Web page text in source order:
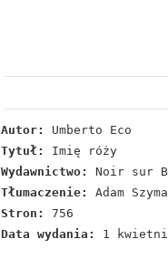
Autor: Umberto Eco
Tytuł:
Imię róży
Wydawnictwo:
Noir sur
Tłumaczenie:
Adam
Stron:
756
Data wydania:
1